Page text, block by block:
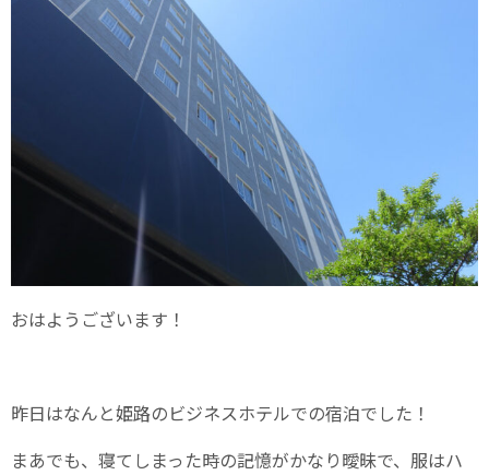
おはようございます！
昨日はなんと姫路のビジネスホテルでの宿泊でした！
まあでも、寝てしまった時の記憶がかなり曖昧で、服はハ